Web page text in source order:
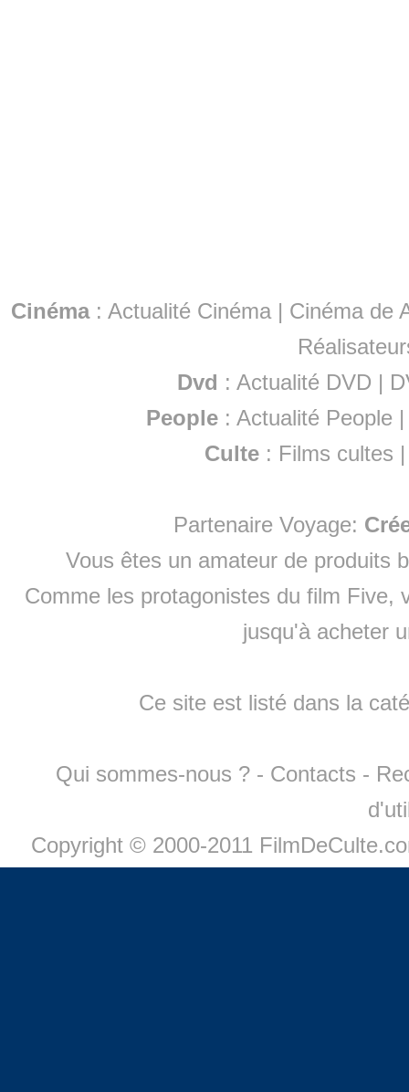
Cinéma: Actualité Cinéma | Cinéma de
Dvd : Actualité DVD |
People :Actualité People
Culte : Films cultes
Partenaire Voyage:
Vous êtes un amateur de produits
Comme les protagonistes du film Five,
jusqu'à acheter
Ce site est listé dans la
Qui sommes-nous ? - Contacts -
Copyright © 2000-2011